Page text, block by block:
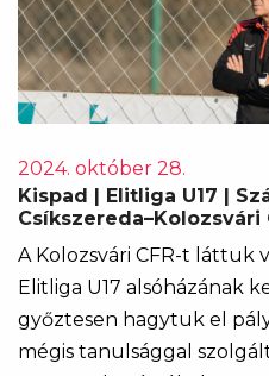
2024. október 28.
Kispad | Elitliga U17 |
Csíkszereda–Kolozsvári
A Kolozsvári CFR-t láttuk
Elitliga U17 alsóházának
győztesen hagytuk el
mégis tanulsággal